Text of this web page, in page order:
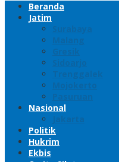
Beranda
Jatim
Surabaya
Malang
Gresik
Sidoarjo
Trenggalek
Mojokerto
Pasuruan
Nasional
Jakarta
Politik
Hukrim
Ekbis